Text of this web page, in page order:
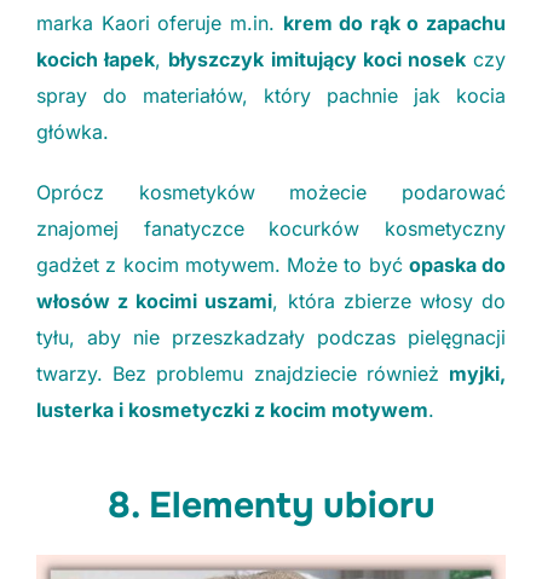
marka Kaori oferuje m.in. krem do rąk o zapachu
kocich łapek, błyszczyk imitujący koci nosekczy
spray do materiałów, który pachnie jak kocia
główka.
Oprócz kosmetyków możecie podarować
znajomej fanatyczce kocurków kosmetyczny
gadżet z kocim motywem. Może to być opaska do
włosów z kocimi uszami, która zbierze włosy do
tyłu, aby nie przeszkadzały podczas pielęgnacji
twarzy. Bez problemu znajdziecie również myjki,
lusterka i kosmetyczki z kocim motywem.
8. Elementy ubioru